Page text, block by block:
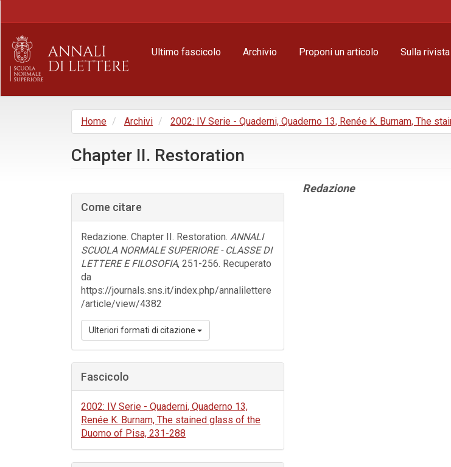
principale
Barra
laterale
Ultimo fascicolo Archivio Proponi un articolo Sulla rivista
Home Archivi 2002: IV Serie - Quaderni, Quaderno 13, Renée K. Burnam, The
Chapter II. Restoration
laterale
dell'articolo
Come citare
Redazione. Chapter II. Restoration. ANNALI
SCUOLA NORMALE SUPERIORE - CLASSE DI
LETTERE E FILOSOFIA, 251-256. Recuperato
da
https://journals.sns.it/index.php/annalilettere
/article/view/4382
Ulteriori formati di citazione
Fascicolo
2002: IV Serie - Quaderni, Quaderno 13,
Renée K. Burnam, The stained glass of the
Duomo of Pisa, 231-288
Contenuto
Redazione